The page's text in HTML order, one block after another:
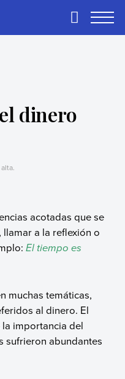
Primary
dinero
acotadas que se
a la reflexión o
El tiempo es
muchas temáticas,
al dinero. El
importancia del
sufrieron abundantes